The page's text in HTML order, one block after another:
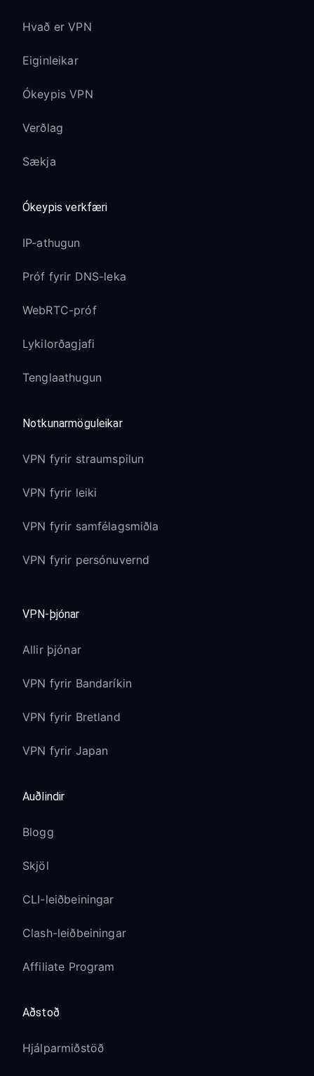
Hvað er VPN
Eiginleikar
Ókeypis VPN
Verðlag
Sækja
Ókeypis verkfæri
IP-athugun
Próf fyrir DNS-leka
WebRTC-próf
Lykilorðagjafi
Tenglaathugun
Notkunarmöguleikar
VPN fyrir straumspilun
VPN fyrir leiki
VPN fyrir samfélagsmiðla
VPN fyrir persónuvernd
VPN-þjónar
Allir þjónar
VPN fyrir Bandaríkin
VPN fyrir Bretland
VPN fyrir Japan
Auðlindir
Blogg
Skjöl
CLI-leiðbeiningar
Clash-leiðbeiningar
Affiliate Program
Aðstoð
Hjálparmiðstöð